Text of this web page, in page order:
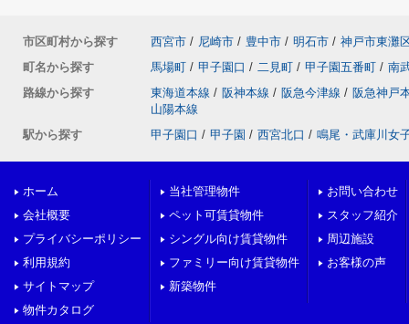
市区町村から探す 西宮市 / 尼崎市 / 豊中市 / 明石市 / 神戸市東灘
町名から探す
馬場町 / 甲子園口 / 二見町 / 甲子園五番町 / 南
路線から探す
東海道本線 / 阪神本線 / 阪急今津線 / 阪急神戸
山陽本線
駅から探す
甲子園口 / 甲子園 / 西宮北口 / 鳴尾・武庫川女
ホーム
会社概要
プライバシーポリシー
利用規約
サイトマップ
物件カタログ
当社管理物件
ペット可賃貸物件
シングル向け賃貸物件
ファミリー向け賃貸物件
新築物件
お問い合わせ
スタッフ紹介
周辺施設
お客様の声